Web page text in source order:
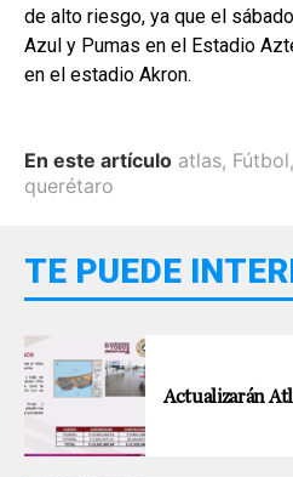
de alto riesgo, ya que el
Azul y Pumas en el Estadio
en el estadio Akron.
En este artículo atlas, Fútbol,
querétaro
TE PUEDE
Actualizarán